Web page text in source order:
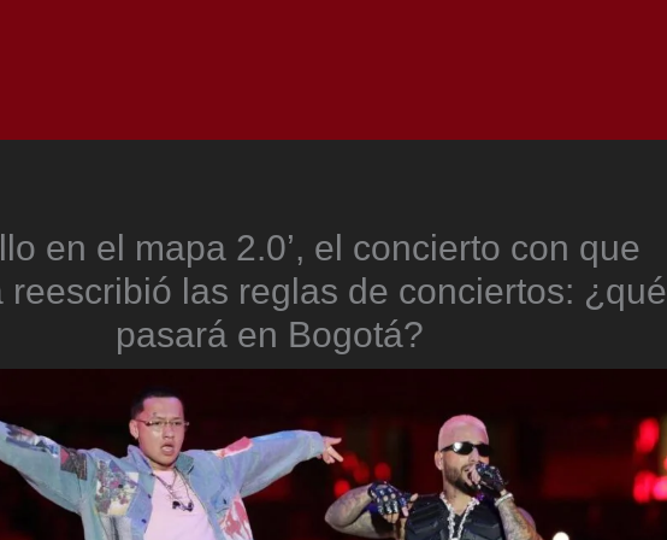
en el mapa 2.0’, el concierto con que
reescribió las reglas de conciertos: ¿qué
pasará en Bogotá?